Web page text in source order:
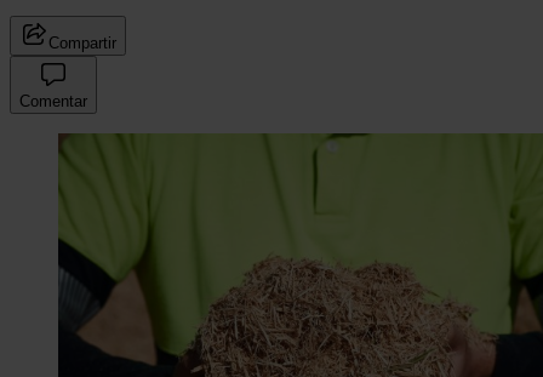
Compartir
Comentar